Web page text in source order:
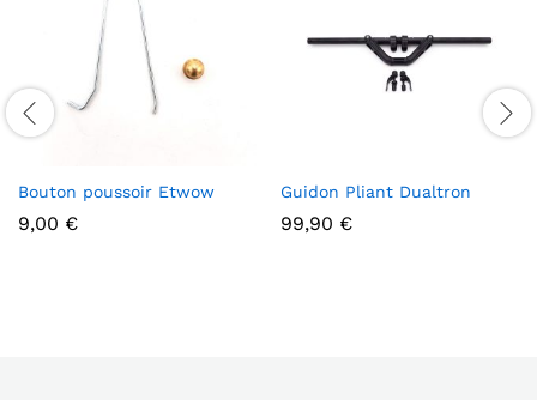
Bouton poussoir Etwow
9,00 €
Guidon Pliant Dualtron
99,90 €